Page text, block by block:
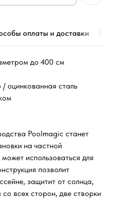
оплаты и доставки
до 400 см
/ оцинкованная сталь
Poolmagic станет
на частной
использоваться для
позволит
защитит от солнца,
всех сторон, две створки